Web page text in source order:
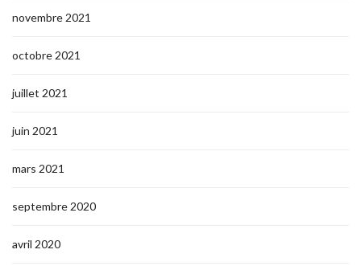
novembre 2021
octobre 2021
juillet 2021
juin 2021
mars 2021
septembre 2020
avril 2020